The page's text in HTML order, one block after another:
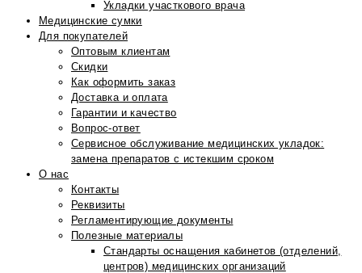
Укладки участкового врача
Медицинские сумки
Для покупателей
Оптовым клиентам
Скидки
Как оформить заказ
Доставка и оплата
Гарантии и качество
Вопрос-ответ
Сервисное обслуживание медицинских укладок:
замена препаратов с истекшим сроком
О нас
Контакты
Реквизиты
Регламентирующие документы
Полезные материалы
Стандарты оснащения кабинетов (отделений,
центров) медицинских организаций